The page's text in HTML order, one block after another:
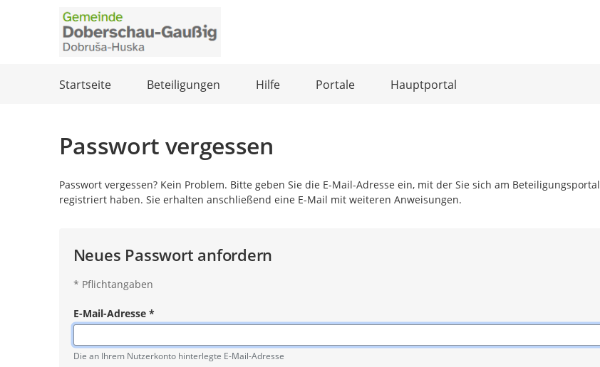
Startseite Beteiligungen Hilfe Portale Hauptportal
Passwort vergessen
Passwort vergessen? Kein Problem. Bitte geben Sie die E-Mail-Adresse ein, mit der Sie sich am Beteiligungsportal
registriert haben. Sie erhalten anschließend eine E-Mail mit weiteren Anweisungen.
Neues Passwort anfordern
* Pflichtangaben
E-Mail-Adresse*
Pflichtangabe
Die an Ihrem Nutzerkonto hinterlegte E-Mail-Adresse